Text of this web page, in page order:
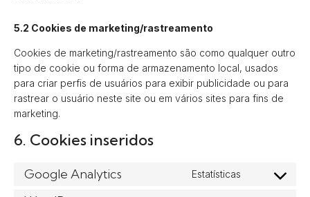
5.2 Cookies de marketing/rastreamento
Cookies de marketing/rastreamento são como qualquer outro
tipo de cookie ou forma de armazenamento local, usados
para criar perfis de usuários para exibir publicidade ou para
rastrear o usuário neste site ou em vários sites para fins de
marketing.
6. Cookies inseridos
Google Analytics Estatísticas
Consent